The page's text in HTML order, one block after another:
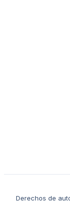
Derechos de